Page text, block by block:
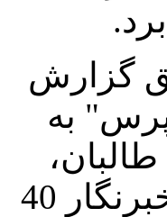
گزارش
به
کاسوکه تسونئوکار، خبرنگار 40